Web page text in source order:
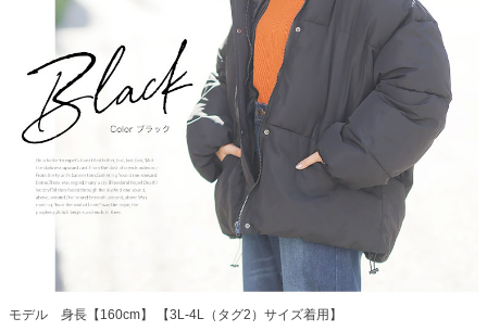
モデル 身長【160cm】 【3L-4L（タグ2）サイズ着用】